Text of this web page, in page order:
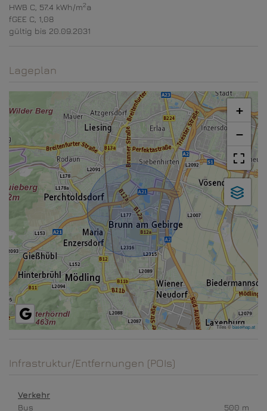
HWB C, 57.4 kWh/m2a
fGEE C, 1,08
gültig bis 20.09.2031
Lageplan
+
−
Tiles ©basemap.at
Infrastruktur/Entfernungen (POIs)
Verkehr
Bus
500 m